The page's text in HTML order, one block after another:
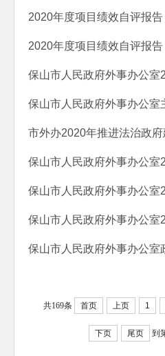
共169条 首页 上页 1
下页 尾页 到